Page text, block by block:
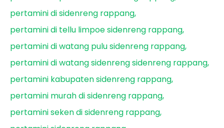
pertamini di sidenreng rappang
pertamini di tellu limpoe sidenreng rappang
pertamini di watang pulu sidenreng rappang
pertamini di watang sidenreng sidenreng rappang
pertamini kabupaten sidenreng rappang
pertamini murah di sidenreng rappang
pertamini seken di sidenreng rappang